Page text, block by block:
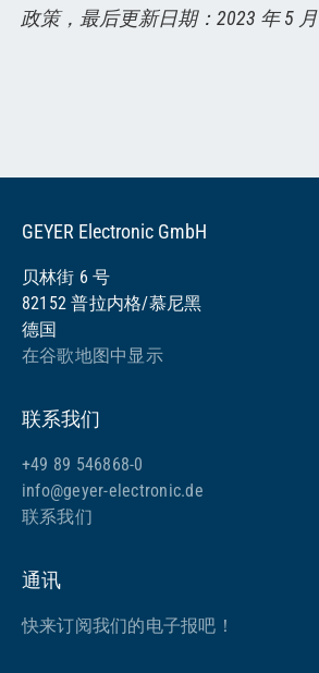
政策，最后更新日期：2023 年 5 月
GEYER Electronic GmbH
贝林街 6 号
82152 普拉内格/慕尼黑
德国
在谷歌地图中显示
联系我们
+49 89 546868-0
info@geyer-electronic.de
联系我们
通讯
快来订阅我们的电子报吧！